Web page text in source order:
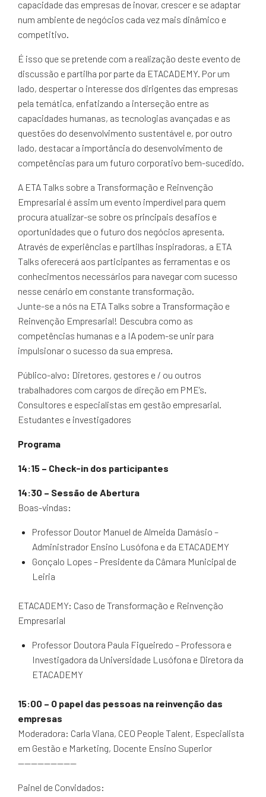
capacidade das empresas de inovar, crescer e se adaptar
num ambiente de negócios cada vez mais dinâmico e
competitivo.
É isso que se pretende com a realização deste evento de
discussão e partilha por parte da ETACADEMY. Por um
lado, despertar o interesse dos dirigentes das empresas
pela temática, enfatizando a interseção entre as
capacidades humanas, as tecnologias avançadas e as
questões do desenvolvimento sustentável e, por outro
lado, destacar a importância do desenvolvimento de
competências para um futuro corporativo bem-sucedido.
A ETA Talks sobre a Transformação e Reinvenção
Empresarial é assim um evento imperdível para quem
procura atualizar-se sobre os principais desafios e
oportunidades que o futuro dos negócios apresenta.
Através de experiências e partilhas inspiradoras, a ETA
Talks oferecerá aos participantes as ferramentas e os
conhecimentos necessários para navegar com sucesso
nesse cenário em constante transformação.
Junte-se a nós na ETA Talks sobre a Transformação e
Reinvenção Empresarial! Descubra como as
competências humanas e a IA podem-se unir para
impulsionar o sucesso da sua empresa.
Público-alvo: Diretores, gestores e / ou outros
trabalhadores com cargos de direção em PME’s.
Consultores e especialistas em gestão empresarial.
Estudantes e investigadores
Programa
14:15 – Check-in dos participantes
14:30 – Sessão de Abertura
Boas-vindas:
Professor Doutor Manuel de Almeida Damásio –
Administrador Ensino Lusófona e da ETACADEMY
Gonçalo Lopes – Presidente da Câmara Municipal de
Leiria
ETACADEMY: Caso de Transformação e Reinvenção
Empresarial
Professor Doutora Paula Figueiredo – Professora e
Investigadora da Universidade Lusófona e Diretora da
ETACADEMY
15:00 – O papel das pessoas na reinvenção das
empresas
Moderadora: Carla Viana, CEO People Talent, Especialista
em Gestão e Marketing, Docente Ensino Superior
—————————
Painel de Convidados: